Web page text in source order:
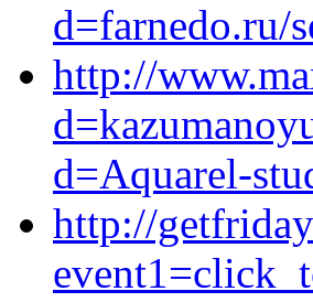
d=farnedo.ru/
http://
d=Aquarel-
http://